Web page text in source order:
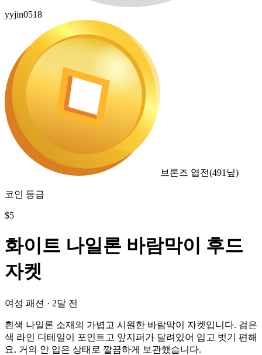
yyjin0518
브론즈 엽전(491 닢)
코인 등급
$5
화이트 나일론 바람막이 후드
자켓
여성 패션 · 2달 전
흰색 나일론 소재의 가볍고 시원한 바람막이 자켓입니다. 검은
색 라인 디테일이 포인트고 앞지퍼가 달려있어 입고 벗기 편해
요. 거의 안 입은 상태로 깔끔하게 보관했습니다.